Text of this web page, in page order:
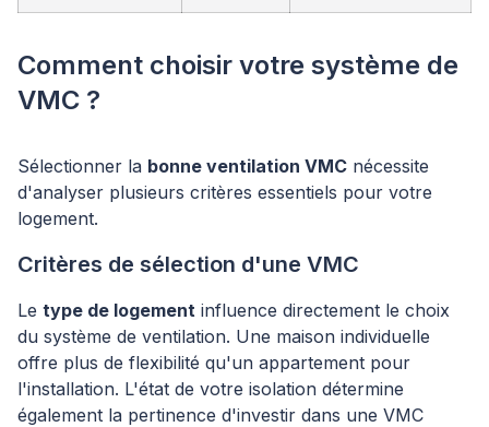
Comment choisir votre système de
VMC ?
Sélectionner la bonne ventilation VMC nécessite
d'analyser plusieurs critères essentiels pour votre
logement.
Critères de sélection d'une VMC
Le type de logement influence directement le choix
du système de ventilation. Une maison individuelle
offre plus de flexibilité qu'un appartement pour
l'installation. L'état de votre isolation détermine
également la pertinence d'investir dans une VMC